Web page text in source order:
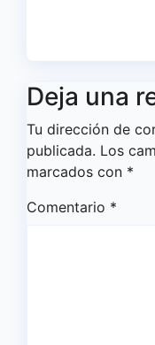
Deja una
Tu dirección de
publicada. Los
marcados con *
Comentario *